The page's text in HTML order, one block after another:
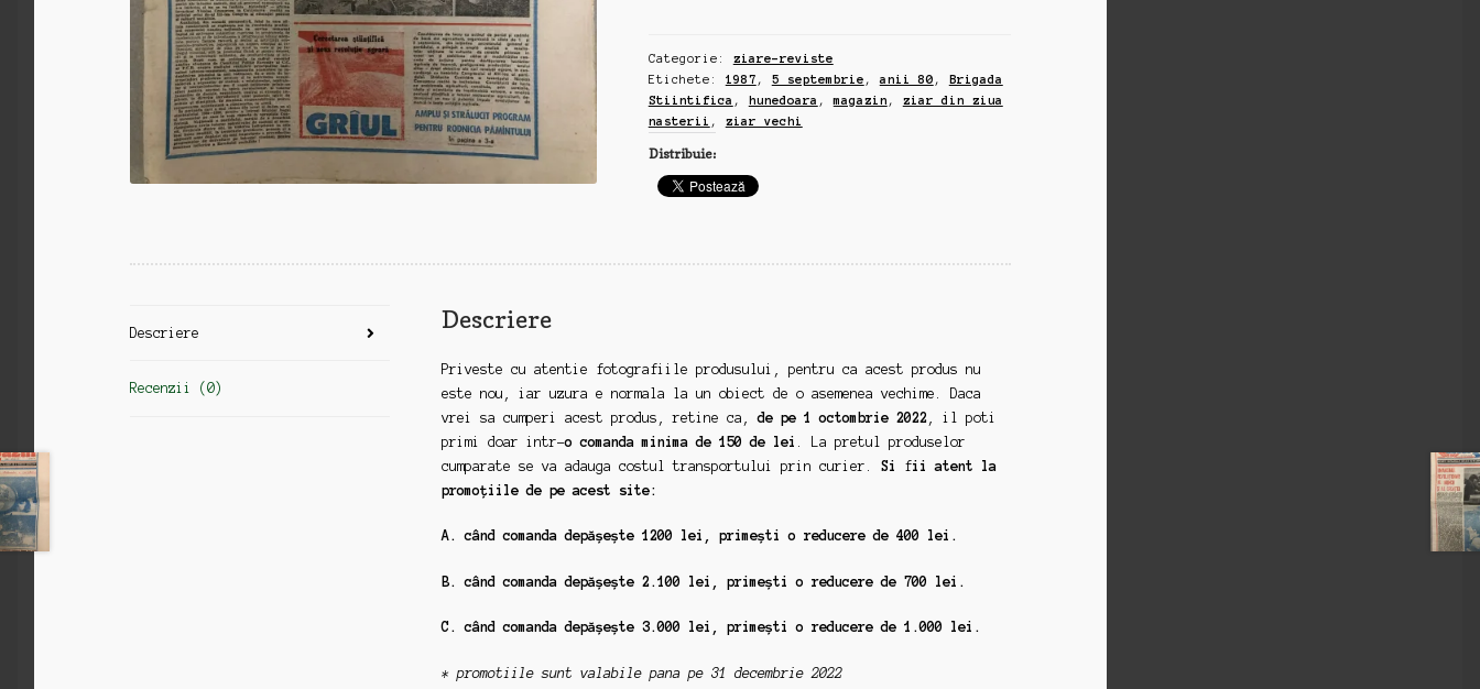
5
septembrie
1987,
Brigada
Stiintifica
la
Categorie: ziare-reviste
Etichete: 1987 , 5 septembrie ,anii 80 ,
Brigada
Stiintifica , hunedoara ,magazin , ziar din ziua
nasterii , ziar vechi
Distribuie:
Descriere
Recenzii (0)
Descriere
Priveste cu atentie fotografiile produsului, pentru ca acest produs nu
este nou, iar uzura e normala la un obiect de o asemenea vechime. Daca
vrei sa cumperi acest produs, retine ca,de pe 1 octombrie 2022, il poti
primi doar intr-o comanda minima de 150 de lei
. La pretul produselor
cumparate se va adauga costul transportului prin curier. Si fii atent la
promoțiile de pe acest site:
A. când comanda depășește 1200 lei, primești o reducere de 400 lei.
B. când comanda depășește 2.100 lei, primești o reducere de 700 lei.
C. când comanda depășește 3.000 lei, primești o reducere de 1.000 lei.
* promotiile sunt valabile pana pe 31 decembrie 2022